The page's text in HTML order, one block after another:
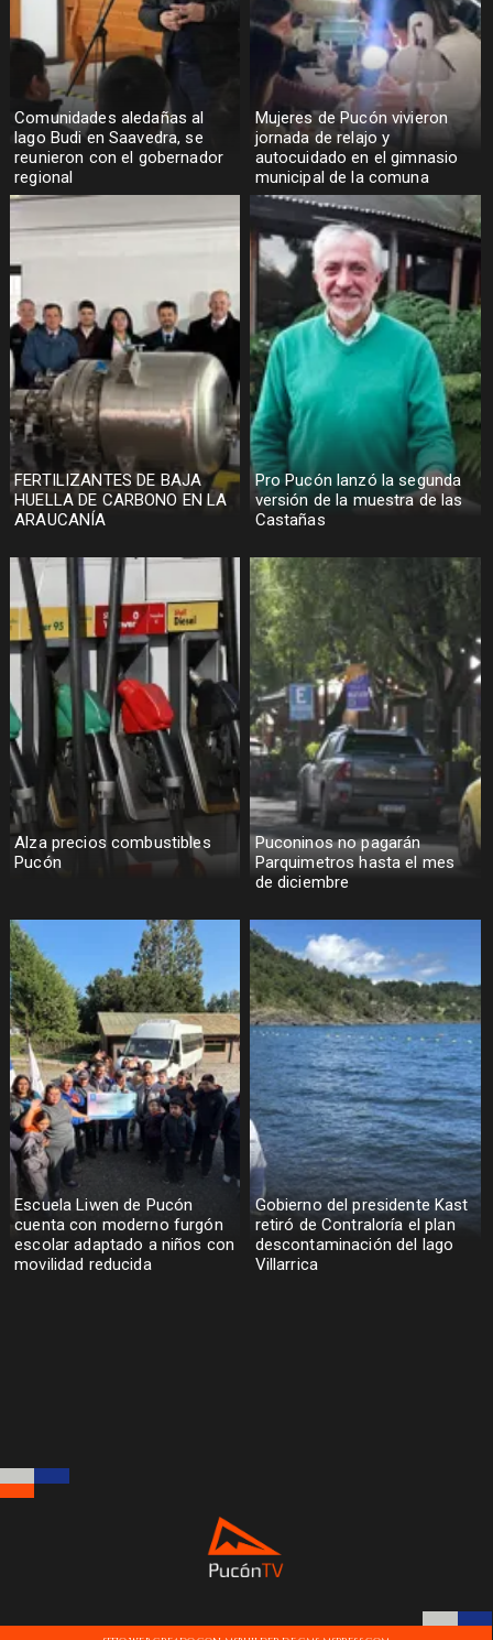
Comunidades aledañas al
lago Budi en Saavedra, se
reunieron con el gobernador
regional
Mujeres de Pucón vivieron
jornada de relajo y
autocuidado en el gimnasio
municipal de la comuna
FERTILIZANTES DE BAJA
HUELLA DE CARBONO EN LA
ARAUCANÍA
Pro Pucón lanzó la segunda
versión de la muestra de las
Castañas
Alza precios combustibles
Pucón
Puconinos no pagarán
Parquimetros hasta el mes
de diciembre
Escuela Liwen de Pucón
cuenta con moderno furgón
escolar adaptado a niños con
movilidad reducida
Gobierno del presidente Kast
retiró de Contraloría el plan
descontaminación del lago
Villarrica